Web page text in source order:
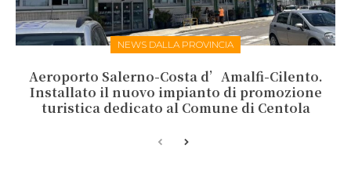
NEWS DALLA PROVINCIA
Aeroporto Salerno-Costa d’Amalfi-Cilento.
Installato il nuovo impianto di promozione
turistica dedicato al Comune di Centola